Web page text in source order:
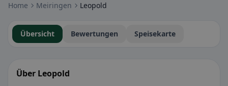
Home Meiringen Leopold
Übersicht Bewertungen Speisekarte
Über Leopold